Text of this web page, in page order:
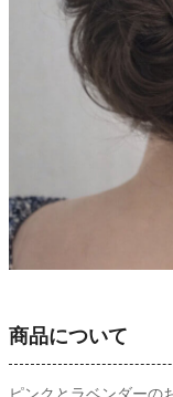
商品について